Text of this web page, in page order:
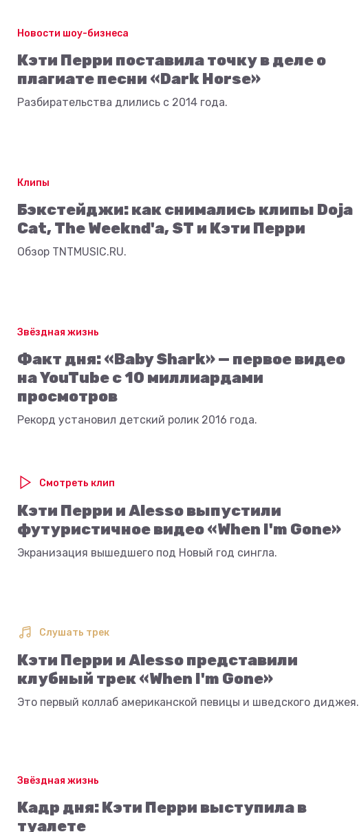
Новости шоу-бизнеса
Кэти Перри поставила точку в деле о
плагиате песни «Dark Horse»
Разбирательства длились с 2014 года.
Клипы
Бэкстейджи: как снимались клипы Doja
Cat, The Weeknd'а, ST и Кэти Перри
Обзор TNTMUSIC.RU.
Звёздная жизнь
Факт дня: «Baby Shark» — первое видео
на YouTube с 10 миллиардами
просмотров
Рекорд установил детский ролик 2016 года.
Смотреть клип
Кэти Перри и Alesso выпустили
футуристичное видео «When I'm Gone»
Экранизация вышедшего под Новый год сингла.
Слушать трек
Кэти Перри и Alesso представили
клубный трек «When I'm Gone»
Это первый коллаб американской певицы и шведского диджея.
Звёздная жизнь
Кадр дня: Кэти Перри выступила в
туалете